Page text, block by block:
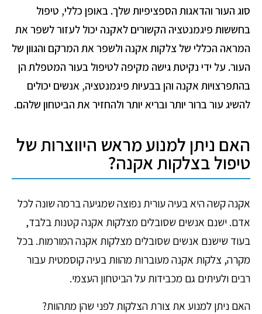
סוג העור והדאגות הספציפיות שלך. באופן כללי, טיפול
בחששות פיגמנטציה הקשורים לאקנה יכול לעזור לשפר את
המראה הכללי של צלקות אקנה ולשפר את המרקם והגוון של
העור. על ידי נקיטת גישה מקיפה לטיפול בעור המטפלת הן
בהתפרצויות אקנה והן בבעיות פיגמנטציה, אנשים יכולים
להשיג עור ברור יותר ובריא יותר ולהחזיר את הביטחון שלהם.
האם ניתן למנוע מראש היווצרות של
טיפול בצלקות אקנה?
אקנה קשה היא בעיה עורית נפוצה שמגיעה ברמה שונה לכל
אדם. ישנם אנשים שסובלים מצלקות אקנה קטנות בלבד,
בעוד שישנם אנשים שסובלים מצלקות אקנה המורמות. בכל
מקרה, צלקות אקנה מעוברות מהוות בעיה קוסמטית עבור
רבים ולעיתים גם מכבידות על הביטחון העצמי.
האם ניתן למנוע את צורת הצלקות לפני שהן מתהוות?